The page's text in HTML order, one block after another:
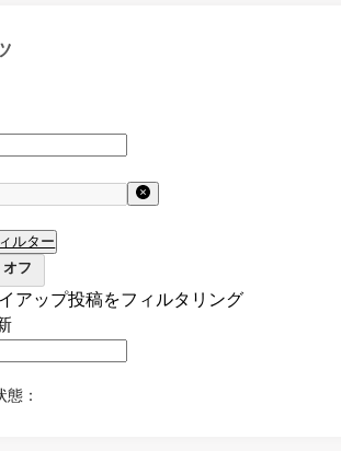
ルター
オフ
アップ投稿をフィルタリング
態：